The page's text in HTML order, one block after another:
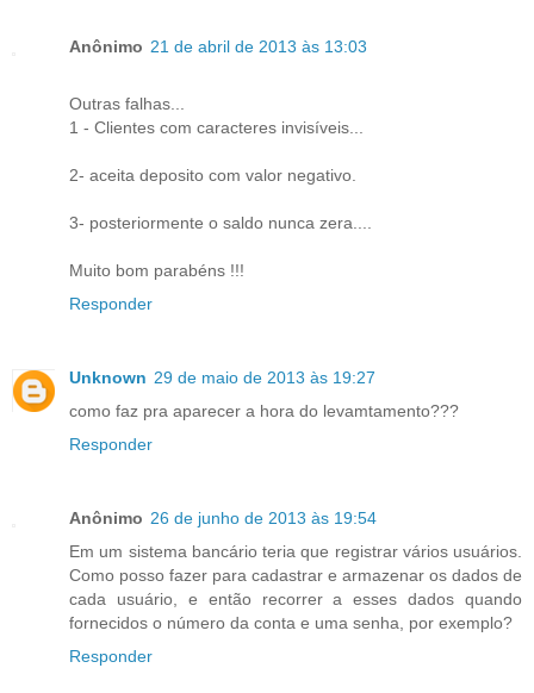
Anônimo 21 de abril de 2013 às 13:03
Outras falhas...
1 - Clientes com caracteres invisíveis...
2- aceita deposito com valor negativo.
3- posteriormente o saldo nunca zera....
Muito bom parabéns !!!
Responder
Unknown 29 de maio de 2013 às 19:27
como faz pra aparecer a hora do levamtamento???
Responder
Anônimo 26 de junho de 2013 às 19:54
Em um sistema bancário teria que registrar vários usuários.
Como posso fazer para cadastrar e armazenar os dados de
cada usuário, e então recorrer a esses dados quando
fornecidos o número da conta e uma senha, por exemplo?
Responder